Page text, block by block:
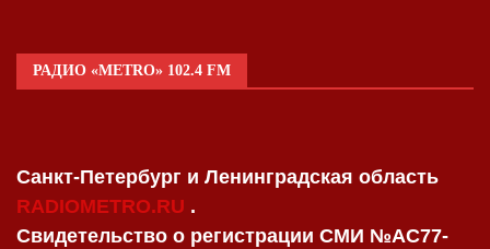
РАДИО «METRO» 102.4 FM
Санкт-Петербург и Ленинградская область
RADIOMETRO.RU .
Свидетельство о регистрации СМИ №AC77-